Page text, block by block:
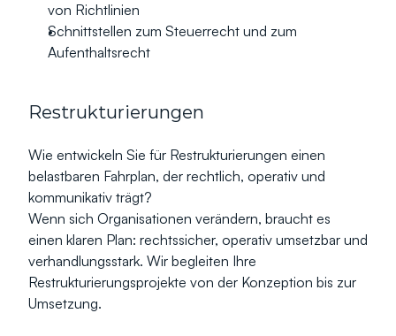
von Richtlinien
Schnittstellen zum Steuerrecht und zum
Aufenthaltsrecht
Restrukturierungen
Wie entwickeln Sie für Restrukturierungen einen
belastbaren Fahrplan, der rechtlich, operativ und
kommunikativ trägt?
Wenn sich Organisationen verändern, braucht es
einen klaren Plan: rechtssicher, operativ umsetzbar und
verhandlungsstark. Wir begleiten Ihre
Restrukturierungsprojekte von der Konzeption bis zur
Umsetzung.